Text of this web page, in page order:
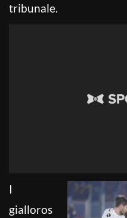
tribunale.
I
gialloros